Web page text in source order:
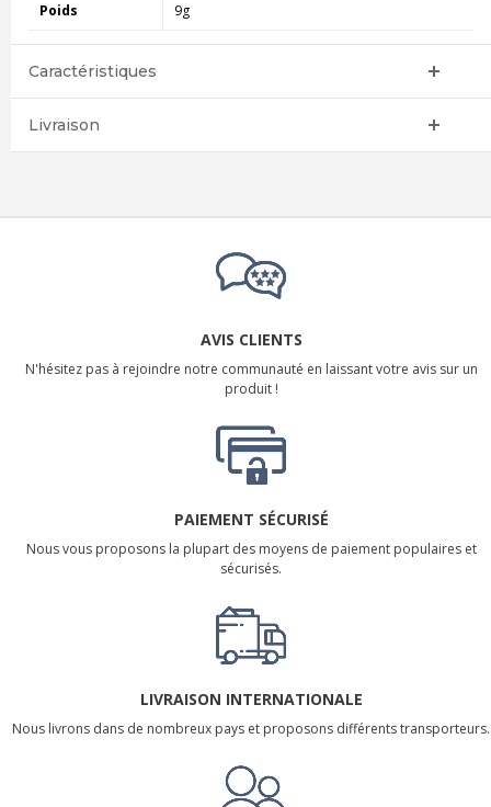
Poids 9g
Caractéristiques
Livraison
AVIS CLIENTS
N'hésitez pas à rejoindre notre communauté en laissant votre avis sur un
produit !
PAIEMENT SÉCURISÉ
Nous vous proposons la plupart des moyens de paiement populaires et
sécurisés.
LIVRAISON INTERNATIONALE
Nous livrons dans de nombreux pays et proposons différents transporteurs.